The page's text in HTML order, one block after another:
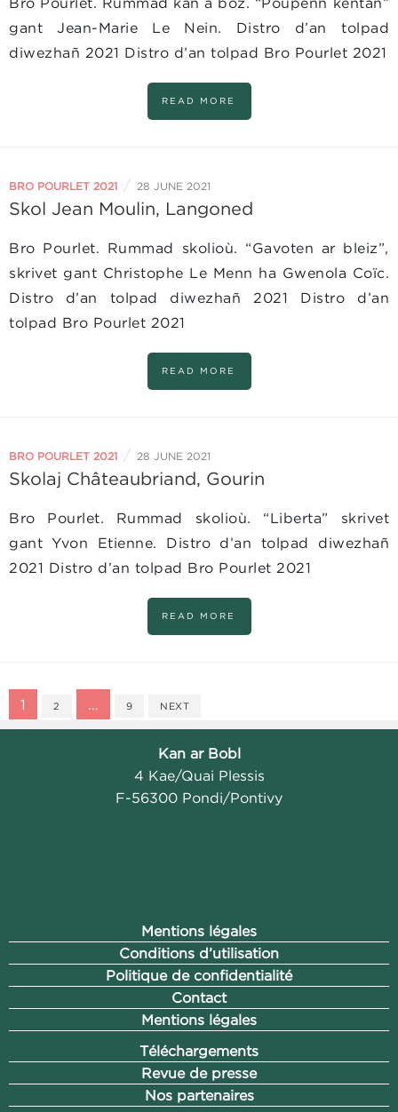
gant Jean-Marie Le Nein. Distro d’an tolpad
diwezhañ 2021 Distro d’an tolpad Bro Pourlet 2021
READ MORE
BRO POURLET 2021 / 28 JUNE 2021
Skol Jean Moulin, Langoned
Bro Pourlet. Rummad skolioù. “Gavoten ar bleiz”,
skrivet gant Christophe Le Menn ha Gwenola Coïc.
Distro d’an tolpad diwezhañ 2021 Distro d’an
tolpad Bro Pourlet 2021
READ MORE
BRO POURLET 2021 / 28 JUNE 2021
Skolaj Châteaubriand, Gourin
Bro Pourlet. Rummad skolioù. “Liberta” skrivet
gant Yvon Etienne. Distro d’an tolpad diwezhañ
2021 Distro d’an tolpad Bro Pourlet 2021
READ MORE
1 2 … 9 NEXT
Kan ar Bobl
4 Kae/Quai Plessis
F-56300 Pondi/Pontivy
Mentions légales
Conditions d’utilisation
Politique de confidentialité
Contact
Mentions légales
Téléchargements
Revue de presse
Nos partenaires